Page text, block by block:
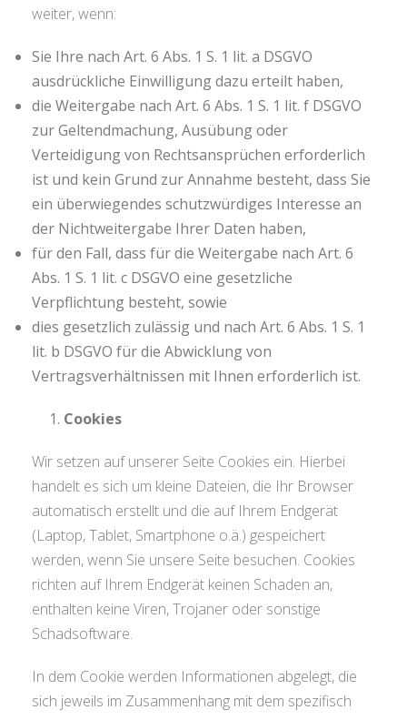
weiter, wenn:
Sie Ihre nach Art. 6 Abs. 1 S. 1 lit. a DSGVO
ausdrückliche Einwilligung dazu erteilt haben,
die Weitergabe nach Art. 6 Abs. 1 S. 1 lit. f DSGVO
zur Geltendmachung, Ausübung oder
Verteidigung von Rechtsansprüchen erforderlich
ist und kein Grund zur Annahme besteht, dass Sie
ein überwiegendes schutzwürdiges Interesse an
der Nichtweitergabe Ihrer Daten haben,
für den Fall, dass für die Weitergabe nach Art. 6
Abs. 1 S. 1 lit. c DSGVO eine gesetzliche
Verpflichtung besteht, sowie
dies gesetzlich zulässig und nach Art. 6 Abs. 1 S. 1
lit. b DSGVO für die Abwicklung von
Vertragsverhältnissen mit Ihnen erforderlich ist.
Cookies
Wir setzen auf unserer Seite Cookies ein. Hierbei
handelt es sich um kleine Dateien, die Ihr Browser
automatisch erstellt und die auf Ihrem Endgerät
(Laptop, Tablet, Smartphone o.ä.) gespeichert
werden, wenn Sie unsere Seite besuchen. Cookies
richten auf Ihrem Endgerät keinen Schaden an,
enthalten keine Viren, Trojaner oder sonstige
Schadsoftware.
In dem Cookie werden Informationen abgelegt, die
sich jeweils im Zusammenhang mit dem spezifisch